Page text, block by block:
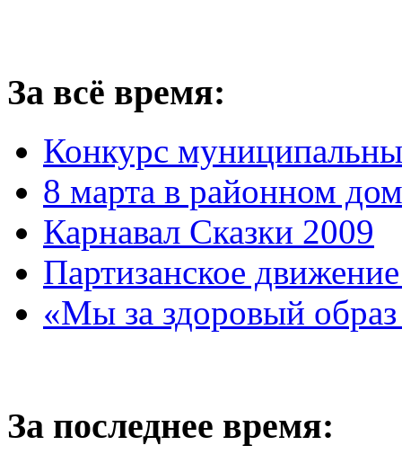
За всё время:
Конкурс
8 марта в районном
Карнавал Сказки 2009
Партизанское
«Мы за здоровый
За последнее время: